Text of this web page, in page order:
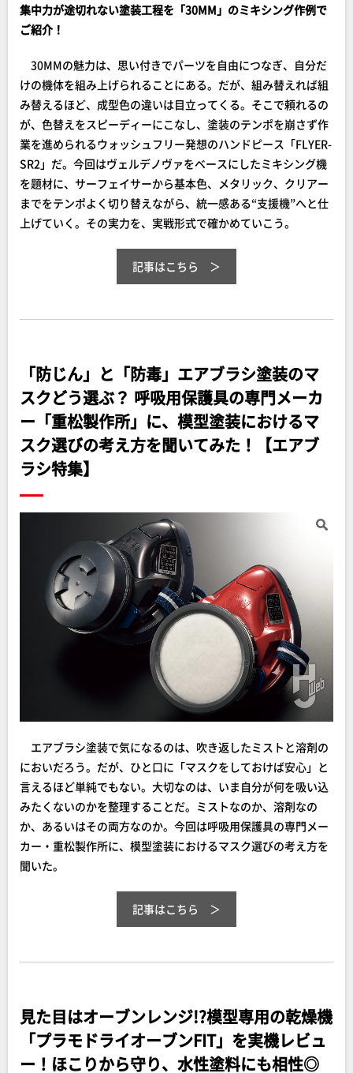
集中力が途切れない塗装工程を「30MM」のミキシング作例で
ご紹介！
30MMの魅力は、思い付きでパーツを自由につなぎ、自分だ
けの機体を組み上げられることにある。だが、組み替えれば組
み替えるほど、成型色の違いは目立ってくる。そこで頼れるの
が、色替えをスピーディーにこなし、塗装のテンポを崩さず作
業を進められるウォッシュフリー発想のハンドピース「FLYER-
SR2」だ。今回はヴェルデノヴァをベースにしたミキシング機
を題材に、サーフェイサーから基本色、メタリック、クリアー
までをテンポよく切り替えながら、統一感ある“支援機”へと仕
上げていく。その実力を、実戦形式で確かめていこう。
記事はこちら
「防じん」と「防毒」エアブラシ塗装のマ
スクどう選ぶ？ 呼吸用保護具の専門メーカ
ー「重松製作所」に、模型塗装におけるマ
スク選びの考え方を聞いてみた！【エアブ
ラシ特集】
エアブラシ塗装で気になるのは、吹き返したミストと溶剤の
においだろう。だが、ひと口に「マスクをしておけば安心」と
言えるほど単純でもない。大切なのは、いま自分が何を吸い込
みたくないのかを整理することだ。ミストなのか、溶剤なの
か、あるいはその両方なのか。今回は呼吸用保護具の専門メー
カー・重松製作所に、模型塗装におけるマスク選びの考え方を
聞いた。
記事はこちら
見た目はオーブンレンジ!?模型専用の乾燥機
「プラモドライオーブンFIT」を実機レビュ
ー！ほこりから守り、水性塗料にも相性◎